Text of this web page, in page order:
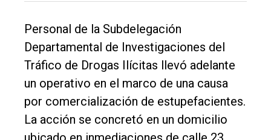
Política
Cultura
Entrevistas
Rural
Deportes
Personal de la Subdelegación
Departamental de Investigaciones del
Tráfico de Drogas Ilícitas llevó adelante
un operativo en el marco de una causa
por comercialización de estupefacientes.
La acción se concretó en un domicilio